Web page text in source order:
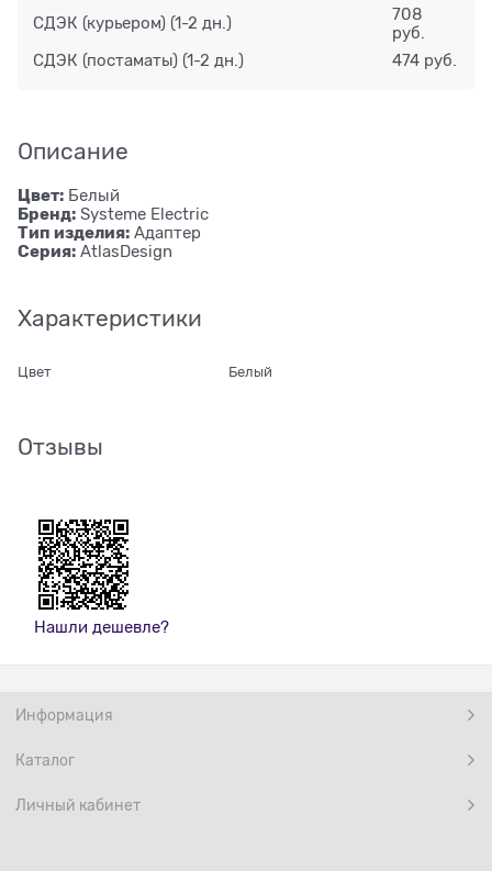
СДЭК (курьером) (1-2 дн.)
708
руб.
СДЭК (постаматы) (1-2 дн.) 474 руб.
Описание
Цвет: Белый
Бренд: Systeme Electric
Тип изделия: Адаптер
Серия: AtlasDesign
Характеристики
Цвет Белый
Отзывы
Нашли дешевле?
Информация
Каталог
Личный кабинет